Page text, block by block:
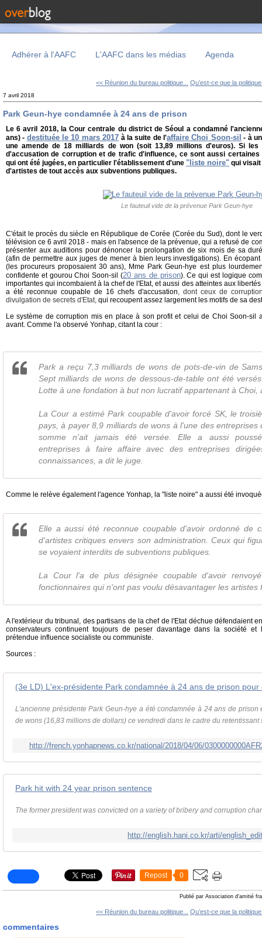
Adhérer à l'AAFC L'AAFC dans les médias Agenda
<< Réunion du bureau politique... Qu’est-ce que la
7 avril 2018
Park Geun-hye condamnée à 24 ans de prison
Le 6 avril 2018, la Cour centrale du district de Séoul a condamné
ans) - destituée le 10 mars 2017 à la suite de l'affaire Choi Soon-sil - à
une amende de 18 milliards de won (soit 13,89 millions d'euros). Si
d'accusation de corruption et de trafic d'influence, ce sont aussi
qui ont été jugées, en particulier l'établissement d'une "liste noire" qui
d'artistes de tout accès aux subventions publiques.
Le fauteuil vide de la prévenue Park Geun-hye
C'était le procès du siècle en République de Corée (Corée du Sud), dont le
télévision ce 6 avril 2018 - mais en l'absence de la prévenue, qui a refusé de
présenter aux auditions pour dénoncer la prolongation de six mois de sa
(afin de permettre aux juges de mener à bien leurs investigations). En
(les procureurs proposaient 30 ans), Mme Park Geun-hye est plus
confidente et gourou Choi Soon-sil (20 ans de prison). Ce qui est logique
importantes qui incombaient à la chef de l'Etat, et aussi des atteintes aux
a été reconnue coupable de 16 chefs d'accusation, dont ceux de
divulgation de secrets d'Etat, qui recoupent assez largement les motifs de sa
Le système de corruption mis en place à son profit et celui de Choi Soon-sil
avant. Comme l'a observé Yonhap, citant la cour :
Park a reçu 7,3 milliards de wons de pots-de-vin de
Sept milliards de wons de dessous-de-table ont été
Lotte à une fondation à but non lucratif appartenant à Choi,
La Cour a estimé Park coupable d'avoir forcé SK, le
pays, à payer 8,9 milliards de wons à l'une des entreprises
somme n'ait jamais été versée. Elle a aussi
entreprises à faire affaire avec des entreprises
connaissances, a dit le juge.
Comme le relève également l'agence Yonhap, la "liste noire" a aussi été
Elle a aussi été reconnue coupable d'avoir ordonné de
d'artistes critiques envers son administration. Ceux qui
se voyaient interdits de subventions publiques.
La Cour l'a de plus désignée coupable d'avoir
fonctionnaires qui n'ont pas voulu désavantager les artistes
A l'extérieur du tribunal, des partisans de la chef de l'Etat déchue défendaient
conservateurs continuent toujours de peser davantage dans la société et
prétendue influence socialiste ou communiste.
Sources :
(3e LD) L'ex-présidente Park condamnée à 24 ans de prison pour
L'ancienne présidente Park Geun-hye a été condamnée à 24 ans de
de wons (16,83 millions de dollars) ce vendredi dans le cadre du retentissant
http://french.yonhapnews.co.kr/national/2018/04/06/
Park hit with 24 year prison sentence
The former president was convicted on a variety of bribery and corruption
http://english.hani.co.kr/arti/
Repost 0
Publié par Association d'amitié
<< Réunion du bureau politique... Qu’est-ce que la
commentaires